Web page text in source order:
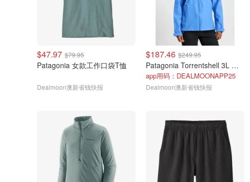
$47.97 $79.95
Patagonia 女款工作口袋T恤
Dealmoon澳新省钱快报
$187.46 $249.95
Patagonia Torrentshell 3L 冲锋衣
app用码：DEALMOONAPP25
Dealmoon澳新省钱快报